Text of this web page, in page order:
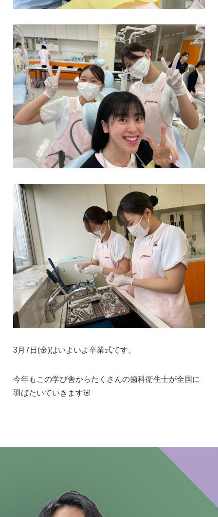
3月7日(金)はいよいよ卒業式です。
今年もこの学び舎からたくさんの歯科衛生士が全国に
羽ばたいていきます🌸